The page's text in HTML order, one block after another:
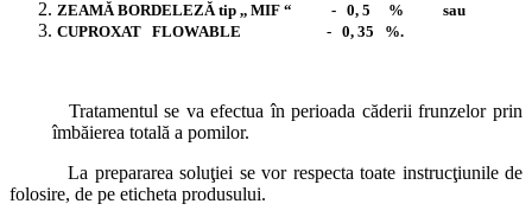
ZEAMĂ BORDELEZĂ tip ,, MIF “ - 0, 5 % sau
CUPROXAT FLOWABLE - 0, 35 %.
Tratamentul se va efectua în perioada căderii frunzelor prin
îmbăierea totală a pomilor.
La prepararea soluţiei se vor respecta toate instrucţiunile de
folosire, de pe eticheta produsului.